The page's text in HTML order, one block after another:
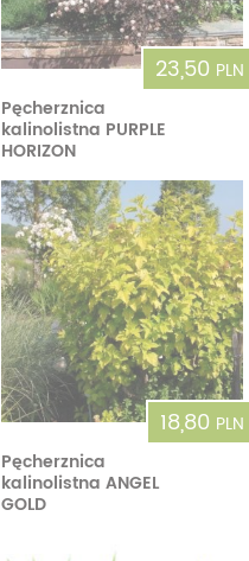
23,50 PLN
Pęcherznica
kalinolistna PURPLE
HORIZON
18,80 PLN
Pęcherznica
kalinolistna ANGEL
GOLD